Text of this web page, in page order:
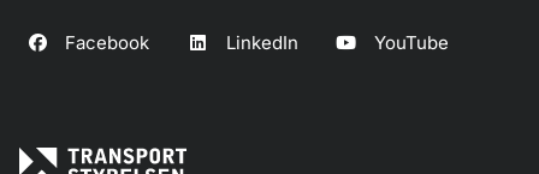
Facebook LinkedIn YouTube